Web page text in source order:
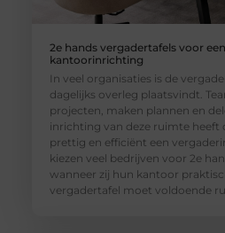
2e hands vergadertafels voor
kantoorinrichting
In veel organisaties is de
dagelijks overleg plaatsvindt.
projecten, maken plannen en
inrichting van deze ruimte heeft
prettig en efficiënt een
kiezen veel bedrijven voor 2e
wanneer zij hun kantoor
vergadertafel moet voldoende